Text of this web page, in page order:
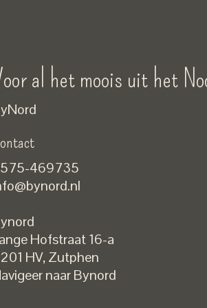
al het moois uit het
469735
Hofstraat 16-a
HV,Zutphen
naar Bynord